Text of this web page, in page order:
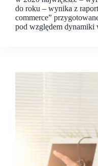
do roku – wynika z
commerce”
pod względem